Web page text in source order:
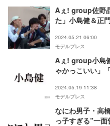
Aぇ! group佐野
た」小島健＆正
キ】
2024.05.21 06:00
モデルプレス
Aぇ! group小島
ゃかっこいい」
2024.05.19 11:38
モデルプレス
なにわ男子・高
っ子すぎる”一面